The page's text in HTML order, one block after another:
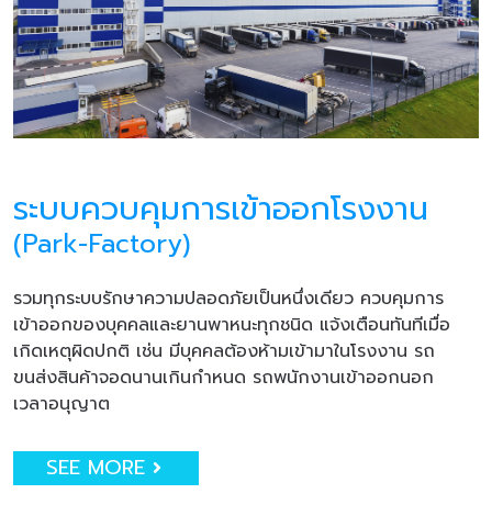
ระบบควบคุมการเข้าออกโรงงาน
(Park-Factory)
รวมทุกระบบรักษาความปลอดภัยเป็นหนึ่งเดียว ควบคุมการ
เข้าออกของบุคคลและยานพาหนะทุกชนิด แจ้งเตือนทันทีเมื่อ
เกิดเหตุผิดปกติ เช่น มีบุคคลต้องห้ามเข้ามาในโรงงาน รถ
ขนส่งสินค้าจอดนานเกินกำหนด รถพนักงานเข้าออกนอก
เวลาอนุญาต
SEE MORE